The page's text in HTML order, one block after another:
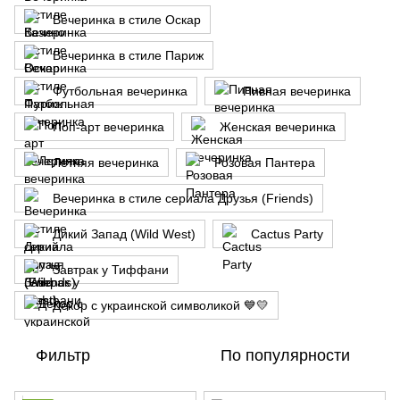
Вечеринка в стиле Оскар
Вечеринка в стиле Париж
Футбольная вечеринка Пивная вечеринка
Поп-арт вечеринка Женская вечеринка
Летняя вечеринка Розовая Пантера
Вечеринка в стиле сериала Друзья (Friends)
Дикий Запад (Wild West) Cactus Party
Завтрак у Тиффани
Декор с украинской символикой 💙💛
Фильтр По популярности